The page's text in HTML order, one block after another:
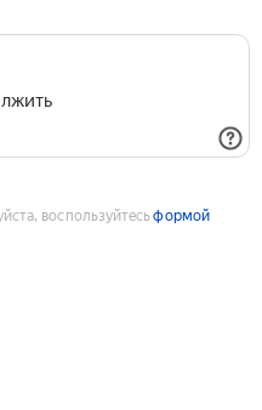
воспользуйтесьформой